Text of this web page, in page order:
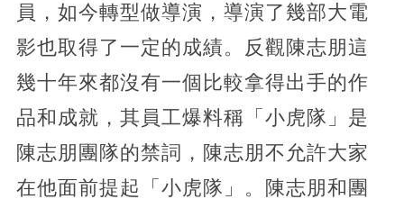
員，如今轉型做導演，導演了幾部大電
影也取得了一定的成績。反觀陳志朋這
幾十年來都沒有一個比較拿得出手的作
品和成就，其員工爆料稱「小虎隊」是
陳志朋團隊的禁詞，陳志朋不允許大家
在他面前提起「小虎隊」。陳志朋和團